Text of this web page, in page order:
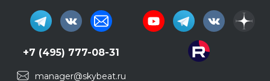
+7 (495) 777-08-31
manager@skybeat.ru